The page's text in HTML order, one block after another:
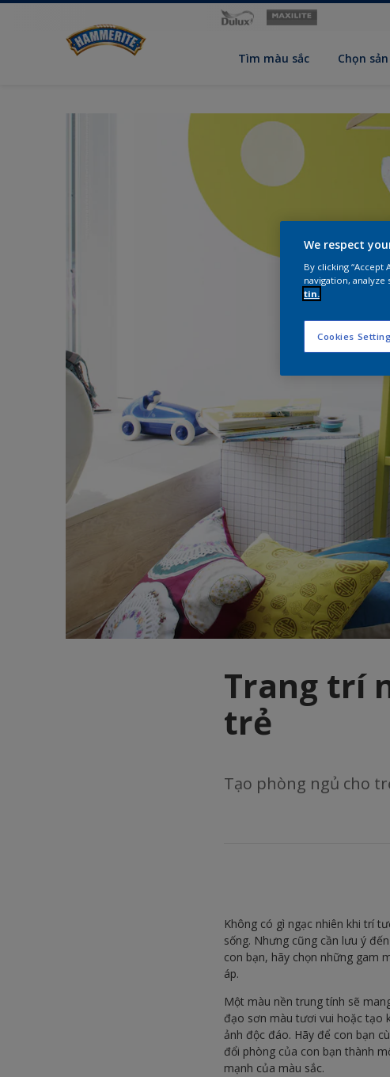
Tìm màu sắc Chọn
Trang trí
trẻ
Tạo phòng ngủ cho
Không có gì ngạc nhiên khi trí
sống. Nhưng cũng cần lưu ý
con bạn, hãy chọn những gam
áp.
Một màu nền trung tính sẽ
đạo sơn màu tươi vui hoặc tạo
ảnh độc đáo. Hãy để con bạn
đổi phòng của con bạn thành
mạnh của màu sắc.
We respect
By clicking
navigation, analyze
tin.
Cookies